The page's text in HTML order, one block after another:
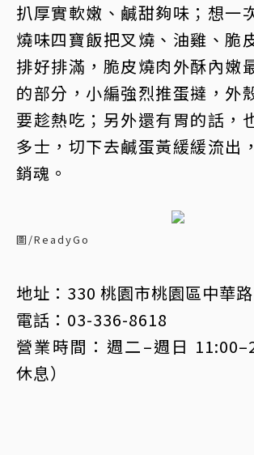
扒厚實軟嫩、鹹甜夠味；想一
燒味四寶飯把叉燒、油雞、脆
排好排滿，脆皮燒肉外酥內嫩
的部分，小編強烈推蛋撻，外
要趁熱吃；另外還有胃的話，
多士，切下去鹹蛋黃緩緩流出
銷魂。
圖/ReadyGo
地址：330 桃園市桃園區中華
電話：03-336-8618
營業時間：週二–週日
休息）